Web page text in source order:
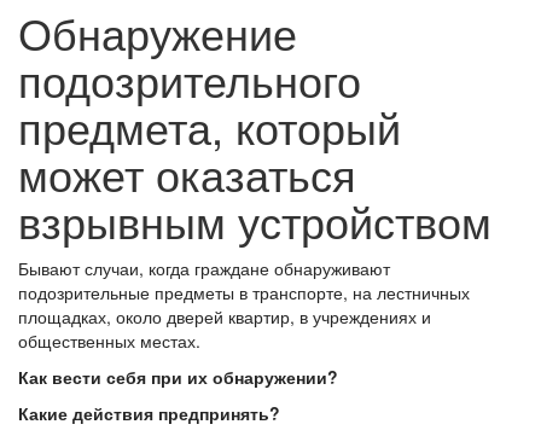
Обнаружение
подозрительного
предмета, который
может оказаться
взрывным устройством
Бывают случаи, когда граждане обнаруживают
подозрительные предметы в транспорте, на лестничных
площадках, около дверей квартир, в учреждениях и
общественных местах.
Как вести себя при их обнаружении?
Какие действия предпринять?